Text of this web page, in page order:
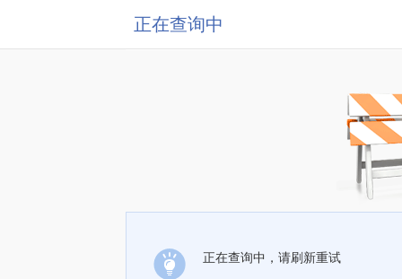
正在查询中
正在查询中，请刷新重试